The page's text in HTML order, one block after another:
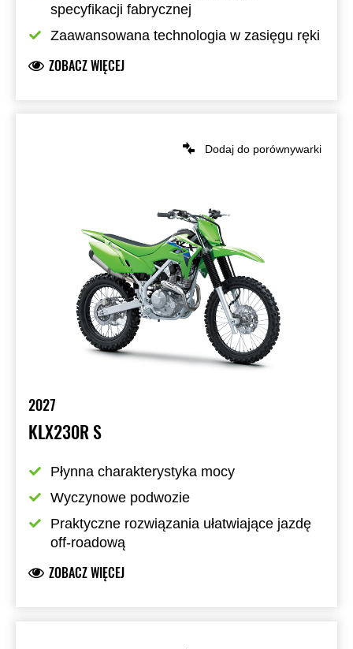
specyfikacji fabrycznej
Zaawansowana technologia w zasięgu ręki
ZOBACZ WIĘCEJ
Dodaj do porównywarki
2027
KLX230R S
Płynna charakterystyka mocy
Wyczynowe podwozie
Praktyczne rozwiązania ułatwiające jazdę
off-roadową
ZOBACZ WIĘCEJ